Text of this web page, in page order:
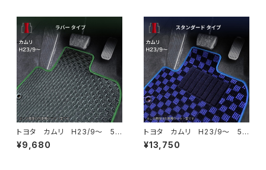
トヨタ カムリ H23/9〜 5
0/70系 フロアマット一式 カ
ーマット 防水 ラバータイプ
¥9,680
トヨタ カムリ H23/9〜 5
0/70系 フロアマット一式 カ
ーマット スタンダードタイプ
¥13,750